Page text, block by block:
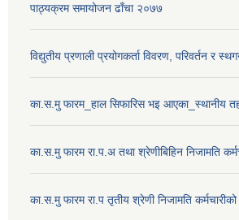
पाठ्यक्रम समायोजन ढाँचा २०७७
विद्युतीय प्रणाली प्रयोगकर्ता विवरण, परिवर्तन र
का.स.मु फारम_हाल सिफारिस भइ आएका_स्थानीय
का.स.मु फारम रा.प.अ तथा श्रेणीबिहिन निजामति
का.स.मु फारम रा.प तृतीय श्रेणी निजामति कर्मचारीको